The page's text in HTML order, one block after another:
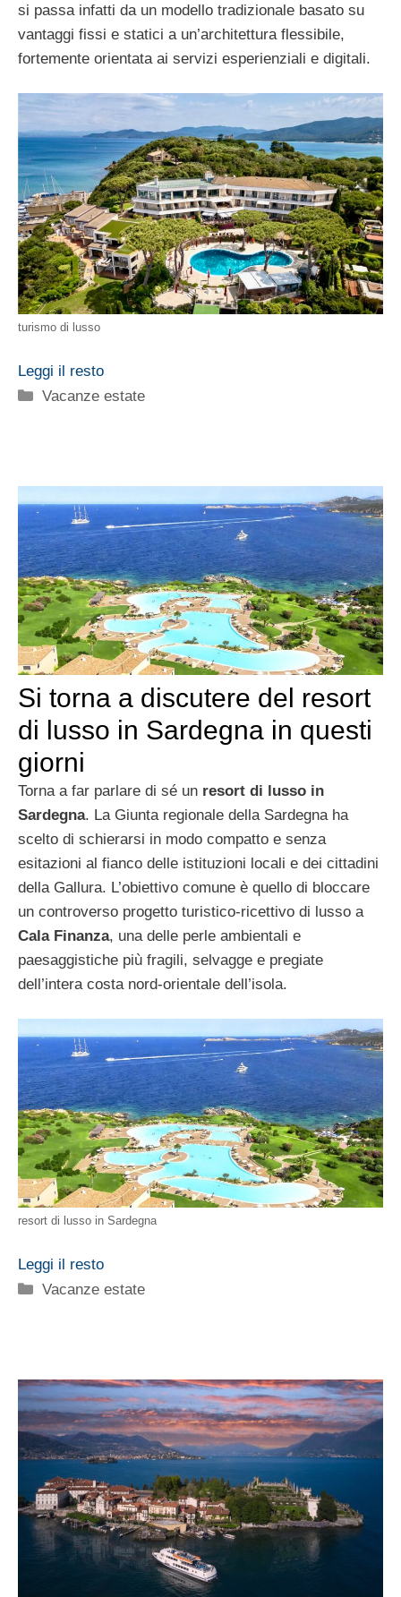
si passa infatti da un modello tradizionale basato su
vantaggi fissi e statici a un’architettura flessibile,
fortemente orientata ai servizi esperienziali e digitali.
turismo di lusso
Leggi il resto
Categorie
Vacanze estate
Si torna a discutere del resort
di lusso in Sardegna in questi
giorni
Torna a far parlare di sé un resort di lusso in
Sardegna. La Giunta regionale della Sardegna ha
scelto di schierarsi in modo compatto e senza
esitazioni al fianco delle istituzioni locali e dei cittadini
della Gallura. L’obiettivo comune è quello di bloccare
un controverso progetto turistico-ricettivo di lusso a
Cala Finanza, una delle perle ambientali e
paesaggistiche più fragili, selvagge e pregiate
dell’intera costa nord-orientale dell’isola.
resort di lusso in Sardegna
Leggi il resto
Categorie
Vacanze estate